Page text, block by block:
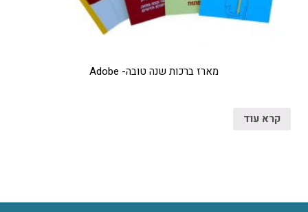
מארז ברכות שנה טובה- Adobe
קרא עוד